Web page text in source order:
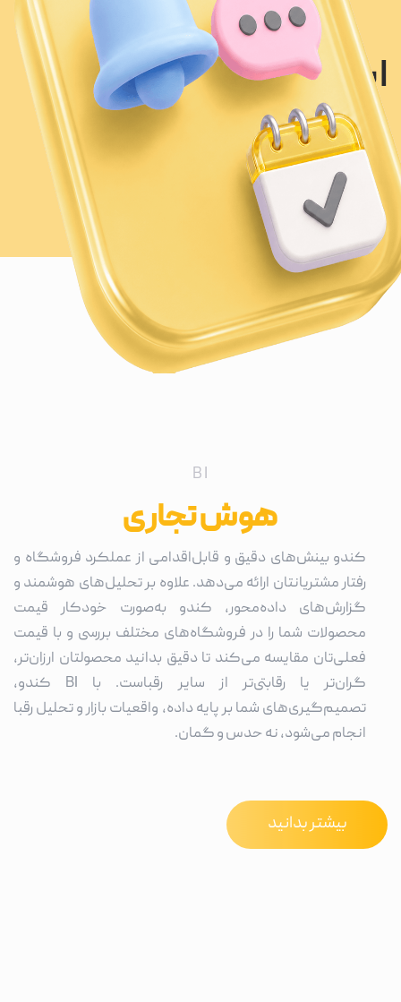
اپلیکیشن
موبایل
BI
هوش تجاری
کندو بینش‌های دقیق و قابل‌اقدامی از عملکرد فروشگاه و
رفتار مشتریانتان ارائه می‌دهد. علاوه بر تحلیل‌های هوشمند و
گزارش‌های داده‌محور، کندو به‌صورت خودکار قیمت
محصولات شما را در فروشگاه‌های مختلف بررسی و با قیمت
فعلی‌تان مقایسه می‌کند تا دقیق بدانید محصولتان ارزان‌تر،
گران‌تر یا رقابتی‌تر از سایر رقباست. با BI کندو،
تصمیم‌گیری‌های شما بر پایه داده، واقعیات بازار و تحلیل رقبا
انجام می‌شود، نه حدس و گمان.
بیشتر بدانید